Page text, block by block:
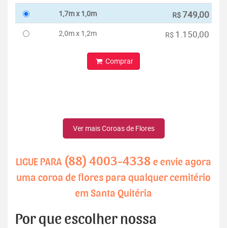
1,7m x 1,0m R$749,00
2,0m x 1,2m R$ 1.150,00
Comprar
Ver mais Coroas de Flores
LIGUE PARA (88) 4003-4338 e envie agora
uma coroa de flores para qualquer cemitério
em Santa Quitéria
Por que escolher nossa